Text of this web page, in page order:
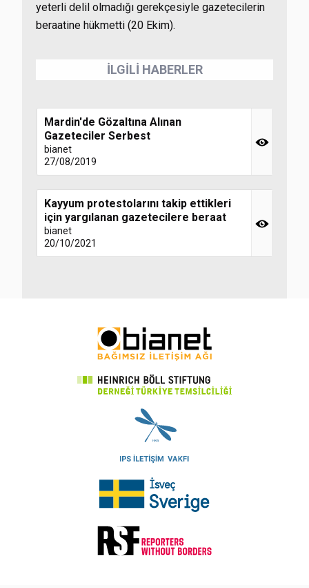
yeterli delil olmadığı gerekçesiyle gazetecilerin
beraatine hükmetti (20 Ekim).
İLGİLİ HABERLER
Mardin'de Gözaltına Alınan
Gazeteciler Serbest
bianet
27/08/2019
Kayyum protestolarını takip ettikleri
için yargılanan gazetecilere beraat
bianet
20/10/2021